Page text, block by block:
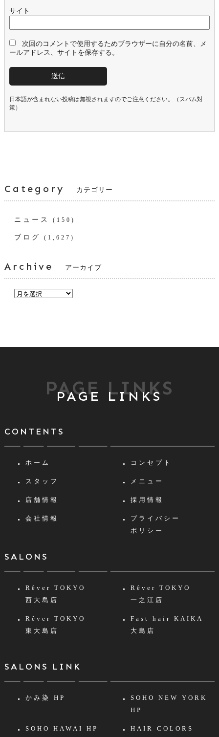
サイト
次回のコメントで使用するためブラウザーに自分の名前、メ
ールアドレス、サイトを保存する。
日本語が含まれない投稿は無視されますのでご注意ください。（スパム対
策）
Category カテゴリー
ニュース (150)
ブログ (1,627)
Archive アーカイブ
PAGE LINKS
PAGE LINKS
CONTENTS
ホーム コンセプト
スタッフ メニュー
店舗情報 採用情報
会社情報
プライバシー
ポリシー
SALONS
Rêver TOKYO
西大島店
Rêver TOKYO
一之江店
Rêver TOKYO
東大島店
Fast hair KAIKA
大島店
SALONS LINK
かみ染 HP
SOHO NEW YORK
HP
SOHO HAWAI HP HAIR COLORS